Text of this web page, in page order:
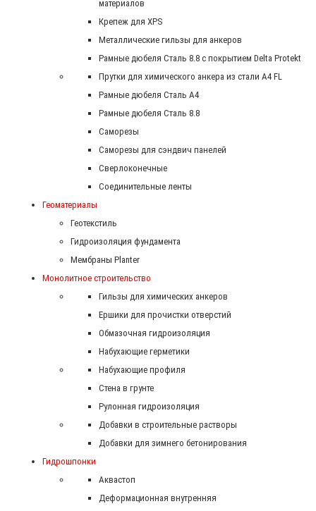
материалов
Крепеж для XPS
Металлические гильзы для анкеров
Рамные дюбеля Сталь 8.8 с покрытием Delta Protekt
Прутки для химического анкера из стали А4 FL
Рамные дюбеля Сталь A4
Рамные дюбеля Сталь 8.8
Саморезы
Саморезы для сэндвич панелей
Сверлоконечные
Соединительные ленты
Геоматериалы
Геотекстиль
Гидроизоляция фундамента
Мембраны Planter
Монолитное строительство
Гильзы для химических анкеров
Ершики для прочистки отверстий
Обмазочная гидроизоляция
Набухающие герметики
Набухающие профиля
Стена в грунте
Рулонная гидроизоляция
Добавки в строительные растворы
Добавки для зимнего бетонирования
Гидрошпонки
Аквастоп
Деформационная внутренняя